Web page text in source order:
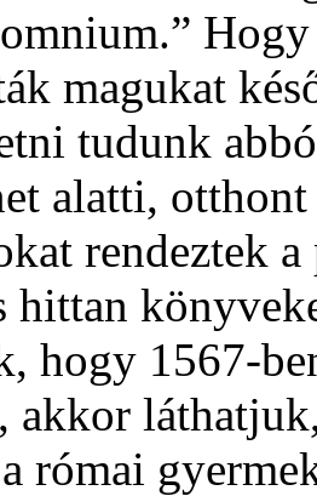
magukat
tudunk
alatti,
rendeztek
hittan
hogy 1567-
római